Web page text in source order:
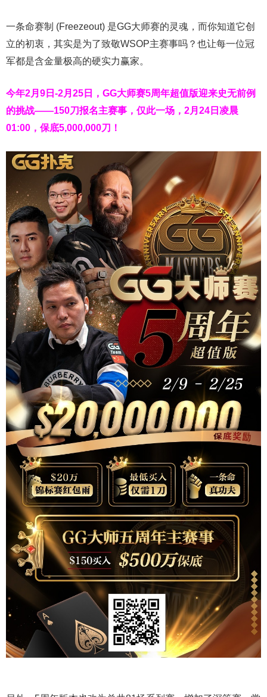
一条命赛制 (Freezeout) 是GG大师赛的灵魂，而你知道它创
立的初衷，其实是为了致敬WSOP主赛事吗？也让每一位冠
军都是含金量极高的硬实力赢家。
今年2月9日-2月25日， GG大师赛5周年超值版迎来史无前例
的挑战——150刀报名主赛事，仅此一场，2月24日凌晨
01:00，保底5,000,000刀！